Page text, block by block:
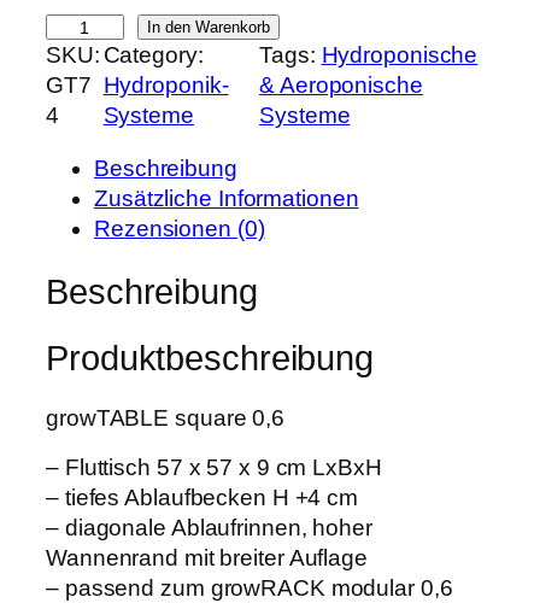
h
e
r
P
e
i
s
a
:
7
9
0
0
€
e
i
s
t
:
6
,
9
r
o
w
r
w
A
q
In den Warenkorb
SKU:
GT7
4
Category:
Hydroponik-
Systeme
Tags: Hydroponische
& Aeroponische
Systeme
Beschreibung
Zusätzliche Informationen
Rezensionen (0)
Beschreibung
Produktbeschreibung
growTABLE square 0,6
– Fluttisch 57 x 57 x 9 cm LxBxH
– tiefes Ablaufbecken H +4 cm
– diagonale Ablaufrinnen, hoher
Wannenrand mit breiter Auflage
– passend zum growRACK modular 0,6